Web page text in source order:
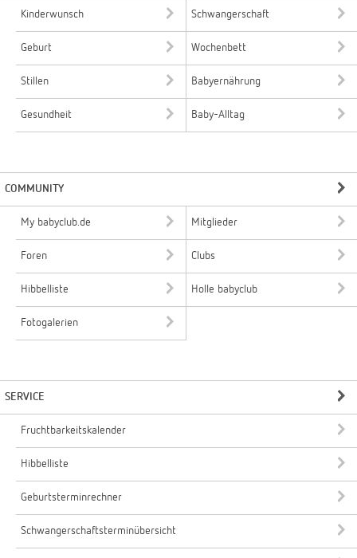
Kinderwunsch Schwangerschaft
Geburt Wochenbett
Stillen Babyernährung
Gesundheit Baby-Alltag
COMMUNITY
My babyclub.de Mitglieder
Foren Clubs
Hibbelliste Holle babyclub
Fotogalerien
SERVICE
Fruchtbarkeitskalender
Hibbelliste
Geburtsterminrechner
Schwangerschaftsterminübersicht